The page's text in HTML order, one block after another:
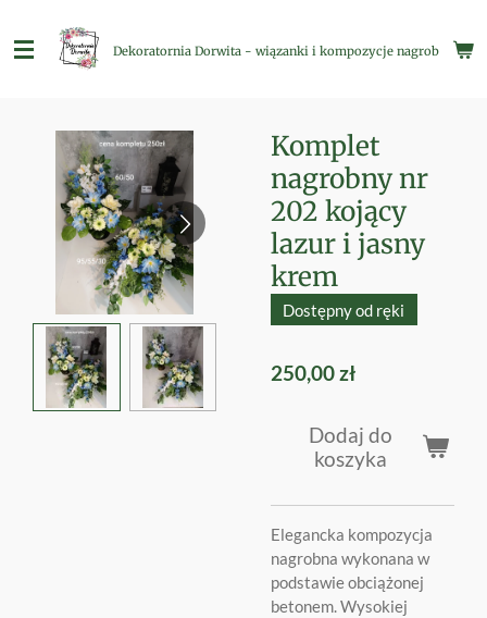
do
głównej
Dekoratornia Dorwita - wiązanki i kompozycje nagrobne
Komplet
nagrobny nr
202 kojący
lazur i jasny
krem
Dostępny od ręki
250,00 zł
Dodaj do
koszyka
Elegancka kompozycja
nagrobna wykonana w
podstawie obciążonej
betonem. Wysokiej